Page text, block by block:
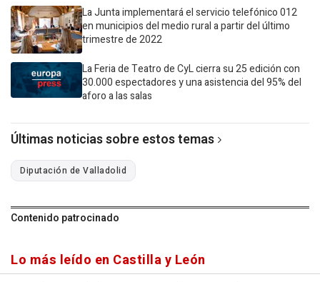
La Junta implementará el servicio telefónico 012
en municipios del medio rural a partir del último
trimestre de 2022
La Feria de Teatro de CyL cierra su 25 edición con
30.000 espectadores y una asistencia del 95% del
aforo a las salas
Últimas noticias sobre estos temas
Diputación de Valladolid
Contenido patrocinado
Lo más leído en Castilla y León